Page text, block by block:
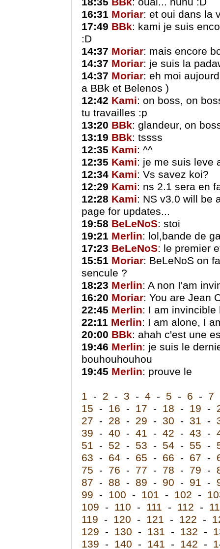
16:31 Moriar: et oui dans la
17:49 BBk: kami je suis
:D
14:37 Moriar: mais encore
14:37 Moriar: je suis la
14:37 Moriar: eh moi
a BBk et Belenos )
12:42 Kami: on boss, on
tu travailles :p
13:20 BBk: glandeur, on
13:19 BBk: tssss
12:35 Kami: ^^
12:35 Kami: je me suis leve
12:34 Kami: Vs savez koi?
12:29 Kami: ns 2.1 sera en
12:28 Kami: NS v3.0 will be
page for updates...
19:58 BeLeNoS: stoi
19:21 Merlin: lol,bande de
17:23 BeLeNoS: le premier
15:51 Moriar: BeLeNoS on
sencule ?
18:23 Merlin: A non I'am
16:20 Moriar: You are Jean
22:45 Merlin: I am invincible
22:11 Merlin: I am alone, I
20:00 BBk: ahah c'est une
19:46 Merlin: je suis le
bouhouhouhou
19:45 Merlin: prouve le
1 - 2 - 3 - 4 - 5 - 6 - 7
15 - 16 - 17 - 18 - 19 -
27 - 28 - 29 - 30 - 31 -
39 - 40 - 41 - 42 - 43 -
51 - 52 - 53 - 54 - 55 -
63 - 64 - 65 - 66 - 67 -
75 - 76 - 77 - 78 - 79 -
87 - 88 - 89 - 90 - 91 -
99 - 100 - 101 - 102 -
109 - 110 - 111 - 112 -
119 - 120 - 121 - 122 -
129 - 130 - 131 - 132 -
139 - 140 - 141 - 142 -